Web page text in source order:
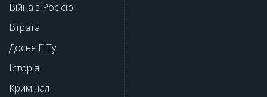
Війна з Росією
Втрата
Досьє ГІТу
Історія
Кримінал